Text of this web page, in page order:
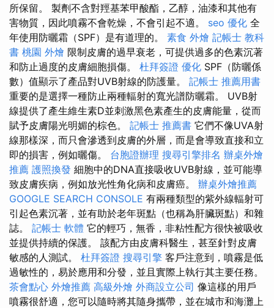
所保留。 製劑不含對羥基苯甲酸酯，乙醇，油漆和其他有
害物質，因此噴霧不會乾燥，不會引起不適。 seo 優化 全
年使用防曬霜（SPF）是有道理的。 素食 外燴 記帳士 教科
書 桃園 外燴 限制皮膚的過早衰老，可提供過多的色素沉著
和防止過度的皮膚細胞損傷。 杜拜簽證 優化 SPF（防曬係
數）值顯示了產品對UVB射線的防護量。 記帳士 推薦用書
重要的是選擇一種防止兩種輻射的寬光譜防曬霜。 UVB射
線提供了產生維生素D並刺激黑色素產生的皮膚能量，從而
賦予皮膚陽光明媚的棕色。 記帳士 推薦書 它們不像UVA射
線那樣深，而只會滲透到皮膚的外層，而是會導致直接和立
即的損害，例如曬傷。 台胞證辦理 搜尋引擎排名 辦桌外燴
推薦 護照換發 細胞中的DNA直接吸收UVB射線，並可能導
致皮膚疾病，例如放光性角化病和皮膚癌。 辦桌外燴推薦
GOOGLE SEARCH CONSOLE 有兩種類型的紫外線輻射可
引起色素沉著，並有助於老年斑點（也稱為肝臟斑點）和雜
誌。 記帳士 軟體 它的輕巧，無香，非粘性配方很快被吸收
並提供持續的保護。 該配方由皮膚科醫生，甚至針對皮膚
敏感的人測試。 杜拜簽證 搜尋引擎 客戶注意到，噴霧是低
過敏性的，易於應用和分發，並且實際上執行其主要任務。
茶會點心 外燴推薦 高級外燴 外商設立公司 像這樣的用戶
噴霧很舒適，您可以隨時將其隨身攜帶，並在城市和海灘上